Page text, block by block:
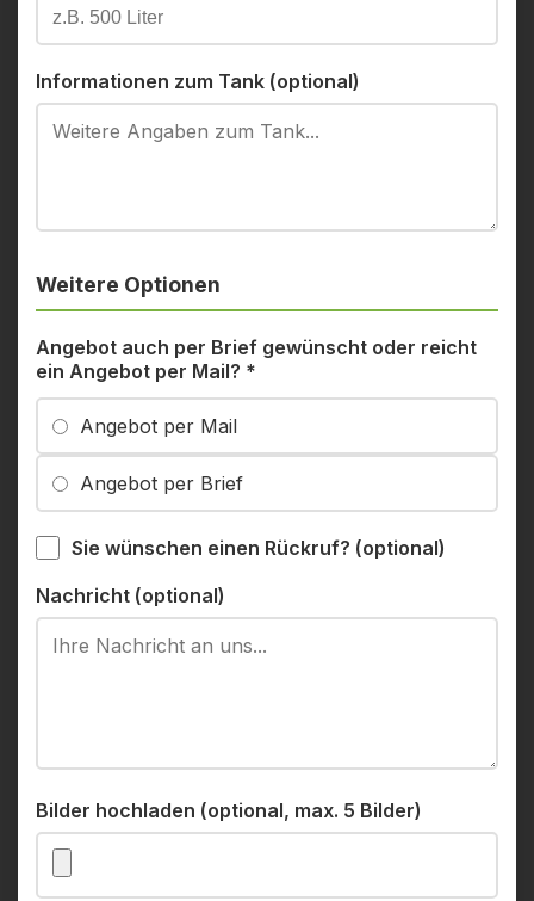
Informationen zum Tank (optional)
Weitere Optionen
Angebot auch per Brief gewünscht oder reicht
ein Angebot per Mail? *
Angebot per Mail
Angebot per Brief
Sie wünschen einen Rückruf? (optional)
Nachricht (optional)
Bilder hochladen (optional, max. 5 Bilder)